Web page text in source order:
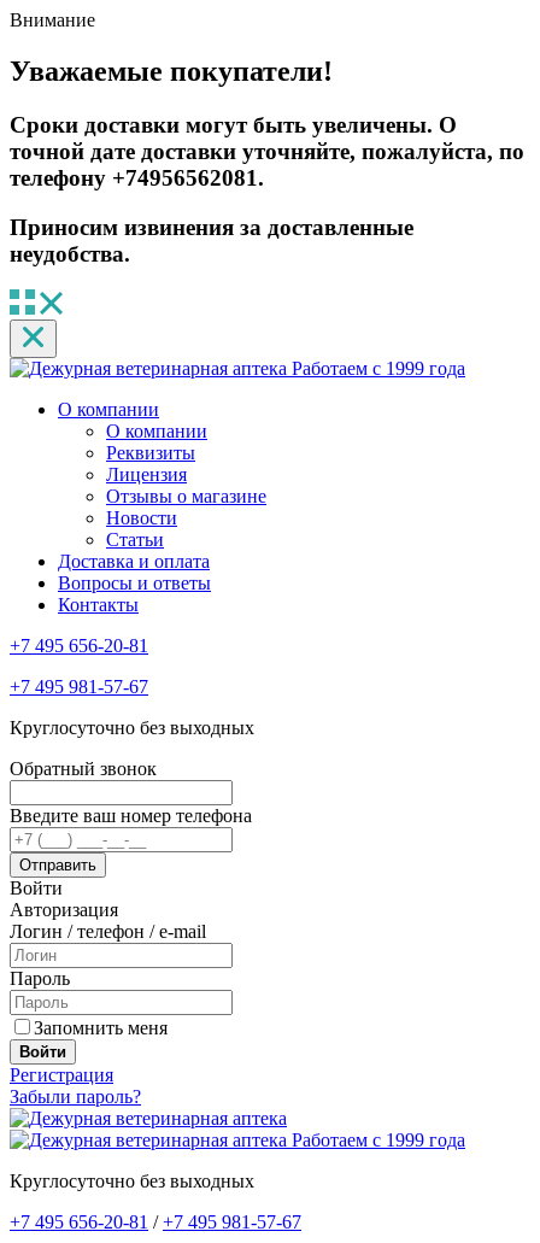
Внимание
Уважаемые покупатели!
Сроки доставки могут быть увеличены. О
точной дате доставки уточняйте, пожалуйста, по
телефону +74956562081.
Приносим извинения за доставленные
неудобства.
Работаем с 1999 года
О компании
О компании
Реквизиты
Лицензия
Отзывы о магазине
Новости
Статьи
Доставка и оплата
Вопросы и ответы
Контакты
+7 495 656-20-81
+7 495 981-57-67
Круглосуточно без выходных
Обратный звонок
Введите ваш номер телефона
Войти
Авторизация
Логин / телефон / e-mail
Пароль
Запомнить меня
Войти
Регистрация
Забыли пароль?
Работаем с 1999 года
Круглосуточно без выходных
+7 495 656-20-81 /+7 495 981-57-67